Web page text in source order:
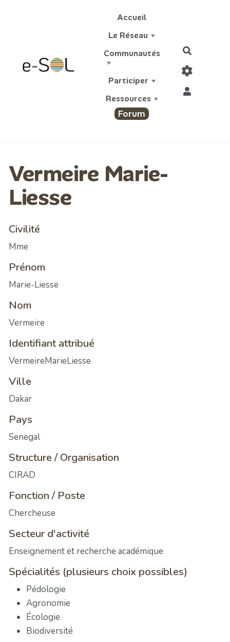
Accueil
Le Réseau
Communautés
Participer
Ressources
Forum
Vermeire Marie-
Liesse
Civilité
Mme
Prénom
Marie-Liesse
Nom
Vermeire
Identifiant attribué
VermeireMarieLiesse
Ville
Dakar
Pays
Senegal
Structure / Organisation
CIRAD
Fonction / Poste
Chercheuse
Secteur d'activité
Enseignement et recherche académique
Spécialités (plusieurs choix possibles)
Pédologie
Agronomie
Écologie
Biodiversité